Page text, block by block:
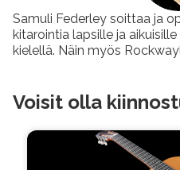
Samuli Federley soittaa ja
kitarointia lapsille ja
kielellä. Näin myös
Voisit olla